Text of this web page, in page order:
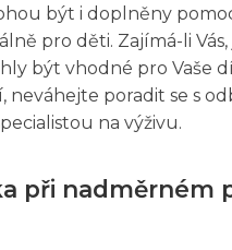
být i doplněny
pro děti. Zajímá-li Vás,
být vhodné pro Vaše
neváhejte poradit se s
na výživu.
při nadměrném